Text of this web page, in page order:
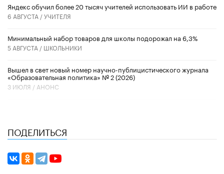
​Яндекс обучил более 20 тысяч учителей использовать ИИ в работе
6 АВГУСТА /УЧИТЕЛЯ
Минимальный набор товаров для школы подорожал на 6,3%
5 АВГУСТА / ШКОЛЬНИКИ
Вышел в свет новый номер научно-публицистического журнала
«Образовательная политика» № 2 (2026)
3 ИЮЛЯ / АНОНС
ПОДЕЛИТЬСЯ